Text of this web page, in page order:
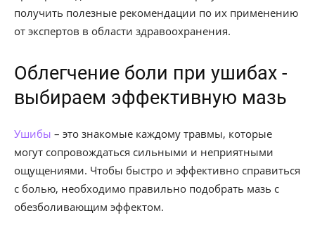
получить полезные рекомендации по их применению
от экспертов в области здравоохранения.
Облегчение боли при ушибах -
выбираем эффективную мазь
Ушибы – это знакомые каждому травмы, которые
могут сопровождаться сильными и неприятными
ощущениями. Чтобы быстро и эффективно справиться
с болью, необходимо правильно подобрать мазь с
обезболивающим эффектом.